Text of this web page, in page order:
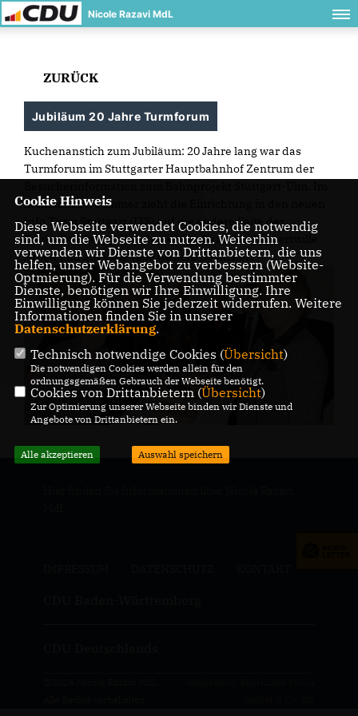
Nicole Razavi MdL
ZURÜCK
Jubiläum 20 Jahre Turmforum
Kuchenanstich zum Jubiläum: 20 Jahre lang war das
Turmforum im Stuttgarter Hauptbahnhof Zentrum der
kommenden Sommer zieht die Einrichtung in den neuen
Info Turm Stuttgart (ITS) auf die andere Seite der
Baustelle. Happy Birthday, vielen Dank für die wertvolle
Arbeit und auf viele viele weitere Besucher!
Cookie Hinweis
Diese Webseite verwendet Cookies, die notwendig
sind, um die Webseite zu nutzen. Weiterhin
verwenden wir Dienste von Drittanbietern, die uns
helfen, unser Webangebot zu verbessern (Website-
Optmierung). Für die Verwendung bestimmter
Dienste, benötigen wir Ihre Einwilligung. Ihre
Einwilligung können Sie jederzeit widerrufen. Weitere
Informationen finden Sie in unserer
Datenschutzerklärung.
Technisch notwendige Cookies (Übersicht)
Die notwendigen Cookies werden allein für den
ordnungsgemäßen Gebrauch der Webseite benötigt.
Cookies von Drittanbietern (Übersicht)
Zur Optimierung unserer Webseite binden wir Dienste und
Angebote von Drittanbietern ein.
Alle akzeptieren Auswahl speichern